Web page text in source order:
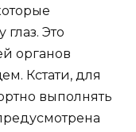
Это
органов
Кстати, для
выполнять